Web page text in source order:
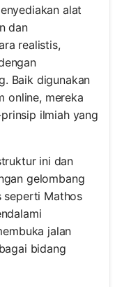
alat
dan
realistis,
Baik digunakan
online, mereka
ilmiah yang
ini dan
gelombang
seperti Mathos
jalan
bidang